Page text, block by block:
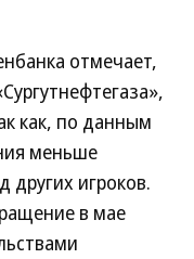
отмечает,
как, по данным
меньше
других игроков.
в мае